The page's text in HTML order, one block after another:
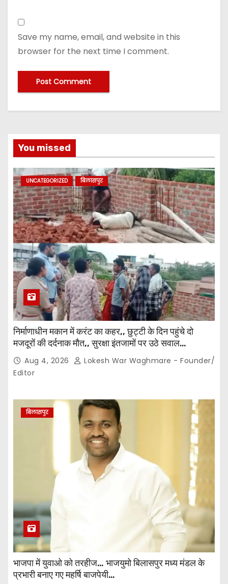
Save my name, email, and website in this
browser for the next time I comment.
You missed
UNCATEGORIZED बिलासपुर
निर्माणाधीन मकान में करंट का कहर,, छुट्टी के दिन पहुंचे दो
मजदूरों की दर्दनाक मौत,, सुरक्षा इंतजामों पर उठे सवाल…
Aug 4, 2026
Lokesh War Waghmare - Founder/
Editor
बिलासपुर
भाजपा में युवाओ को तरहीज… भाजयुमो बिलासपुर मध्य मंडल के
प्रभारी बनाए गए महर्षि बाजपेयी…